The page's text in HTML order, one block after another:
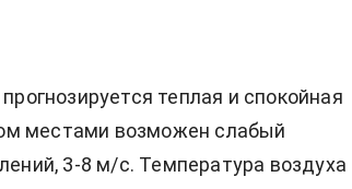
теплая и спокойная
местами возможен слабый
3-8 м/с. Температура воздуха